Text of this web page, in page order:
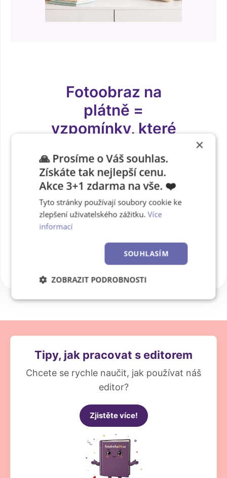
Fotoobraz na
plátně =
vzpomínky, které
Vzpomínky v dlaních, ne v
mobilu. Pevná vazba s
okénkem pro váš jedinečnou
fotku.
nyní.
Tipy, jak pracovat s editorem
Chcete se rychle naučit, jak používat náš
editor?
Zjistěte více!
×
🙏 Prosíme o Váš souhlas.
Získáte tak nejlepší cenu.
Akce 3+1 zdarma na vše. ❤️
Tyto stránky používají soubory cookie ke
zlepšení uživatelského zážitku.Více
informací
SOUHLASÍM
ZOBRAZIT PODROBNOSTI
Nezbytně
Výkonové
Soubory
Funkční soubory
Nezařazené